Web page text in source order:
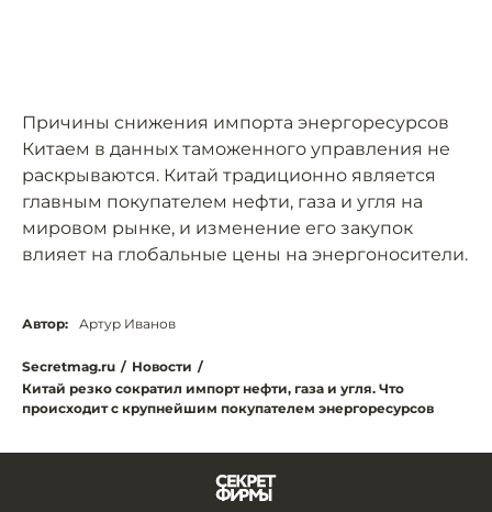
Причины снижения импорта энергоресурсов
Китаем в данных таможенного управления не
раскрываются. Китай традиционно является
главным покупателем нефти, газа и угля на
мировом рынке, и изменение его закупок
влияет на глобальные цены на энергоносители.
Автор: Артур Иванов
Secretmag.ru / Новости /
Китай резко сократил импорт нефти, газа и угля. Что
происходит с крупнейшим покупателем энергоресурсов